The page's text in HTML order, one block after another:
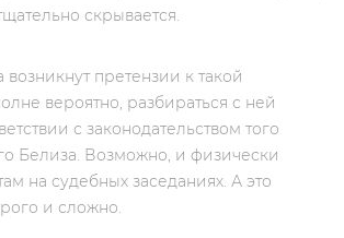
скрывается.
претензии к такой
вероятно, разбираться с ней
с законодательством того
Белиза. Возможно, и физически
на судебных заседаниях. А это
и сложно.